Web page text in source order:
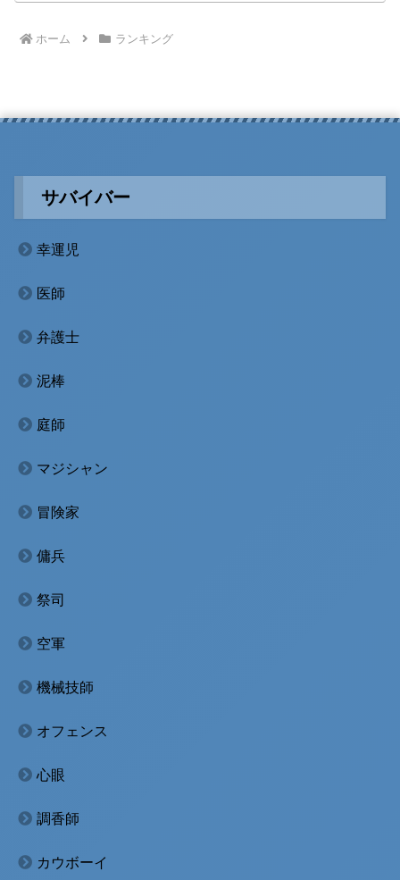
ホーム ランキング
サバイバー
幸運児
医師
弁護士
泥棒
庭師
マジシャン
冒険家
傭兵
祭司
空軍
機械技師
オフェンス
心眼
調香師
カウボーイ